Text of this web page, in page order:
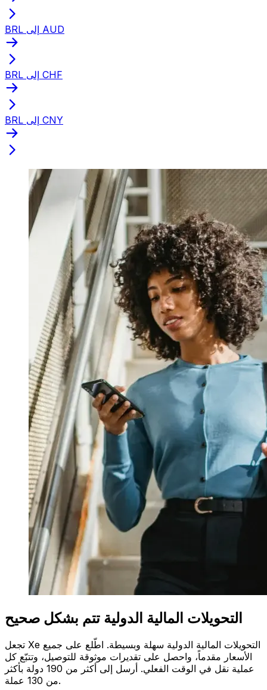
BRL إلى AUD
BRL إلى CHF
BRL إلى CNY
التحويلات المالية الدولية تتم بشكل صحيح
تجعل Xe التحويلات المالية الدولية سهلة وبسيطة. اطّلع على جميع
الأسعار مقدماً، واحصل على تقديرات موثوقة للتوصيل، وتتبّع كل
عملية نقل في الوقت الفعلي. أرسل إلى أكثر من 190 دولة بأكثر
من 130 عملة.